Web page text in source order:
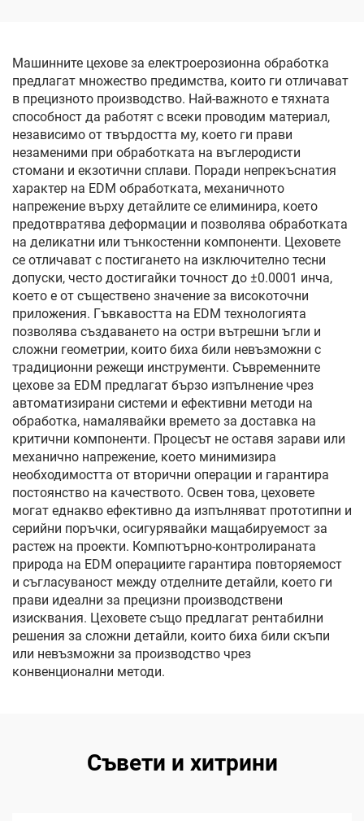
Машинните цехове за електроерозионна обработка
предлагат множество предимства, които ги отличават
в прецизното производство. Най-важното е тяхната
способност да работят с всеки проводим материал,
независимо от твърдостта му, което ги прави
незаменими при обработката на въглеродисти
стомани и екзотични сплави. Поради непрекъснатия
характер на EDM обработката, механичното
напрежение върху детайлите се елиминира, което
предотвратява деформации и позволява обработката
на деликатни или тънкостенни компоненти. Цеховете
се отличават с постигането на изключително тесни
допуски, често достигайки точност до ±0.0001 инча,
което е от съществено значение за високоточни
приложения. Гъвкавостта на EDM технологията
позволява създаването на остри вътрешни ъгли и
сложни геометрии, които биха били невъзможни с
традиционни режещи инструменти. Съвременните
цехове за EDM предлагат бързо изпълнение чрез
автоматизирани системи и ефективни методи на
обработка, намалявайки времето за доставка на
критични компоненти. Процесът не оставя зарави или
механично напрежение, което минимизира
необходимостта от вторични операции и гарантира
постоянство на качеството. Освен това, цеховете
могат еднакво ефективно да изпълняват прототипни и
серийни поръчки, осигурявайки мащабируемост за
растеж на проекти. Компютърно-контролираната
природа на EDM операциите гарантира повторяемост
и съгласуваност между отделните детайли, което ги
прави идеални за прецизни производствени
изисквания. Цеховете също предлагат рентабилни
решения за сложни детайли, които биха били скъпи
или невъзможни за производство чрез
конвенционални методи.
Съвети и хитрини